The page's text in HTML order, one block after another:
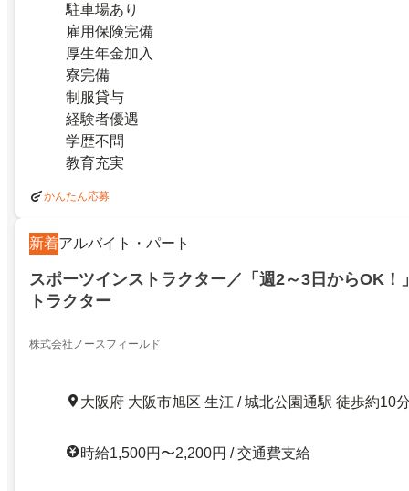
駐車場あり
雇用保険完備
厚生年金加入
寮完備
制服貸与
経験者優遇
学歴不問
教育充実
かんたん応募
新着アルバイト・パート
スポーツインストラクター／「週2～3日からOK！
トラクター
株式会社ノースフィールド
大阪府 大阪市旭区 生江 / 城北公園通駅 徒歩約10
時給1,500円〜2,200円 / 交通費支給